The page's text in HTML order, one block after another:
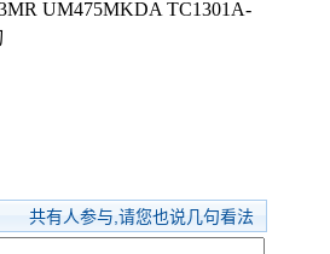
UM475MKDA TC1301A-
共有人参与,请您也说几句看法